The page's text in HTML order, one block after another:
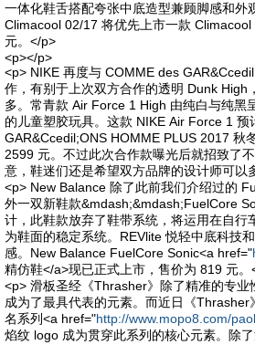
一体化鞋舌搭配夸张中底造型兼顾脚感和外
Climacool 02/17 将优先上市一款
元。</p>
<p></p>
<p> NIKE 再度与 COMME des GAR&Ccedil;ONS HOMME PLUS 合
作，有别于上次双方合作的透明 Dunk High
多。常青款 Air Force 1 High 由纯白与纯黑
的儿童塑胶玩具。这款 NIKE Air Force 1 预
GAR&Ccedil;ONS HOMME PLUS 2017 秋
2599 元。不过此次合作款曝光后就招致了
意，鞋迷们还是希望双方品牌的设计师可以
<p> New Balance 除了此前我们介绍过的 FuelCell 之外，还带来了另
外一双新鞋款&mdash;&mdash;FuelCore
计，此鞋款放弃了鞋带系统，将运用在自行
为鞋面的稳定系统。REVlite 悦轻中底科技
感。New Balance FuelCore Sonic<a href="
精仿鞋</a>现已正式上市，售价为 819 元。
<p> 滑板圣经《Thrasher》除了精准的专业性之外，其火焰纹 logo 也
成为了最具代表的元素。而近日《Thrasher
名系列<a href="http://www.mopo8.com/
焰纹 logo 成为贯穿此系列的核心元素。除了